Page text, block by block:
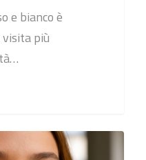
e bianco è
più